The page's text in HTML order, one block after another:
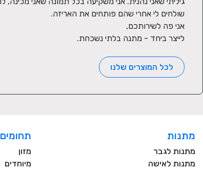
לייצר ביחד - מתנה בלתי נשכחת.
לכל המוצרים שלנו
מתנות
מתנות לגבר
מתנות לאישה
תחומים
מזון
מיוחדים